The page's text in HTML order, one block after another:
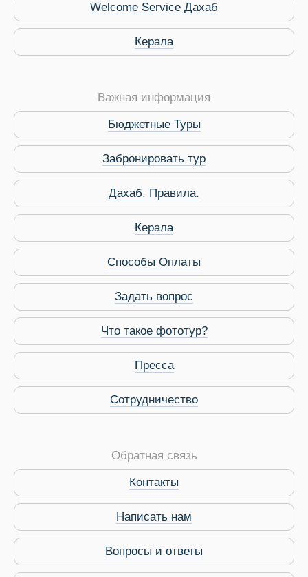
Welcome Service Дахаб
Керала
Важная информация
Бюджетные Туры
Забронировать тур
Дахаб. Правила.
Керала
Способы Оплаты
Задать вопрос
Что такое фототур?
Пресса
Сотрудничество
Обратная связь
Контакты
Написать нам
Вопросы и ответы